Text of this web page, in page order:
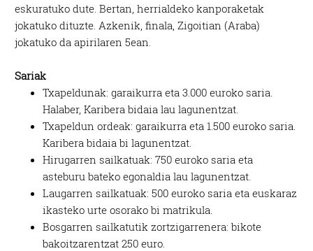
eskuratuko dute. Bertan, herrialdeko kanporaketak
jokatuko dituzte. Azkenik, finala, Zigoitian (Araba)
jokatuko da apirilaren 5ean.
Sariak
Txapeldunak: garaikurra eta 3.000 euroko saria.
Halaber, Karibera bidaia lau lagunentzat.
Txapeldun ordeak: garaikurra eta 1.500 euroko saria.
Karibera bidaia bi lagunentzat.
Hirugarren sailkatuak: 750 euroko saria eta
asteburu bateko egonaldia lau lagunentzat.
Laugarren sailkatuak: 500 euroko saria eta euskaraz
ikasteko urte osorako bi matrikula.
Bosgarren sailkatutik zortzigarrenera: bikote
bakoitzarentzat 250 euro.